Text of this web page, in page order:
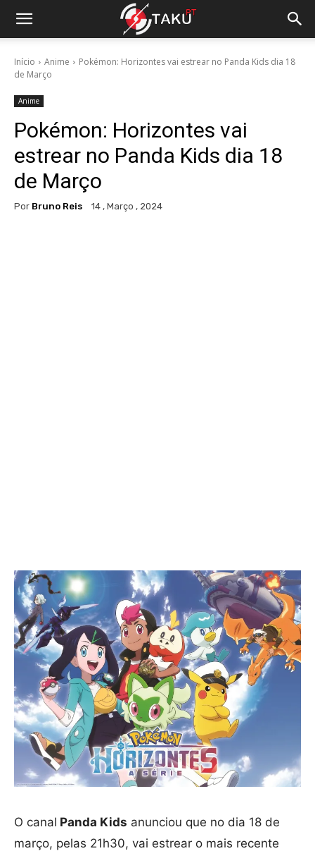
Início Anime
Pokémon: Horizontes vai estrear no Panda Kids dia 18
de Março
Anime
Pokémon: Horizontes vai
estrear no Panda Kids dia 18
de Março
Por Bruno Reis 14 , Março , 2024
O canal Panda Kids anunciou que no dia 18 de
março, pelas 21h30, vai estrear o mais recente